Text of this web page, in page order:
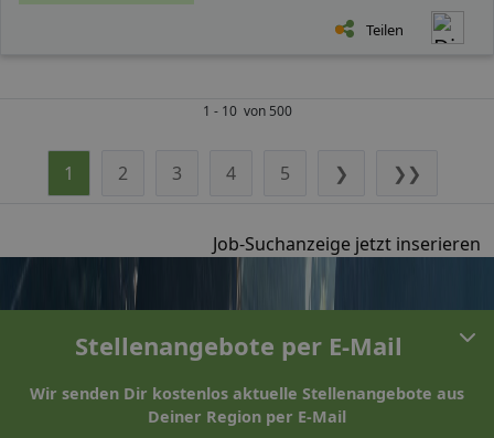
Teilen
1 - 10 von 500
1 2 3 4 5 ❯ ❯❯
Job-Suchanzeige jetzt inserieren
Stellenangebote per E-Mail
Wir senden Dir kostenlos aktuelle Stellenangebote aus
Deiner Region per E-Mail